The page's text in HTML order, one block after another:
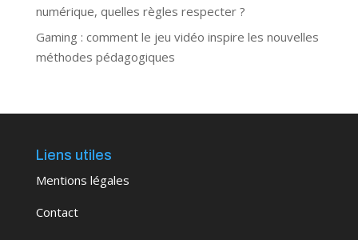
numérique, quelles règles respecter ?
Gaming : comment le jeu vidéo inspire les nouvelles
méthodes pédagogiques
Liens utiles
Mentions légales
Contact